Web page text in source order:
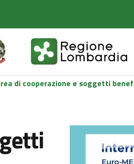
di cooperazione e soggetti